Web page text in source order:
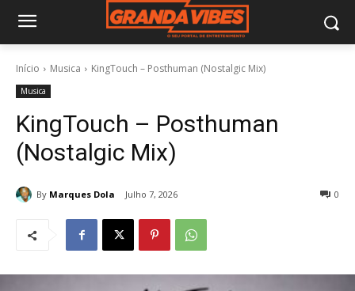
Início Musica KingTouch – Posthuman (Nostalgic Mix)
Musica
KingTouch – Posthuman
(Nostalgic Mix)
By Marques Dola Julho 7, 2026 0